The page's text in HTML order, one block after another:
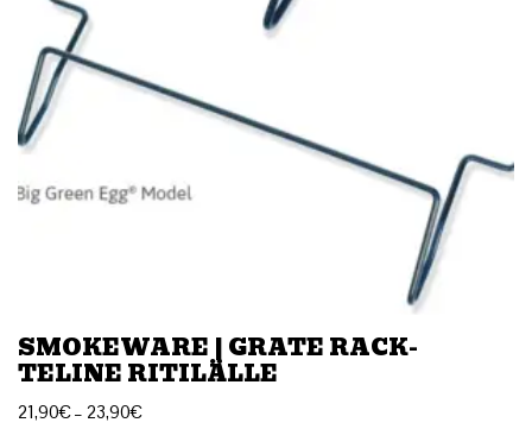
SMOKEWARE | GRATE RACK-
TELINE RITILÄLLE
21,90€ – 23,90€